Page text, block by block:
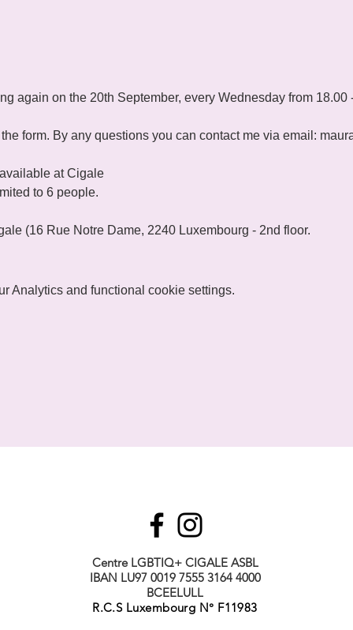
again on the 20th September, every Wednesday from 18.00
form. By any questions you can contact me via email:
at Cigale
to 6 people.
(16 Rue Notre Dame, 2240 Luxembourg - 2nd floor.
PERSON WHO DOESN’T FEEL COMFORTABLE IN
à partir du 20 septembre, chaque mercredi de 18h00 à
À TOUTES LES PERSONNES QUI NE SE
A CAUSE DE SA SEXUALITÉ OU SON
Analytics and functional cookie settings.
Centre LGBTIQ+ CIGALE ASBL
IBAN LU97 0019 7555 3164 4000
BCEELULL
R.C.S Luxembourg N° F11983